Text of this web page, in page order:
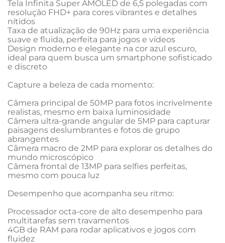
Tela Infinita Super AMOLED de 6,5 polegadas com
resolução FHD+ para cores vibrantes e detalhes
nítidos
Taxa de atualização de 90Hz para uma experiência
suave e fluida, perfeita para jogos e vídeos
Design moderno e elegante na cor azul escuro,
ideal para quem busca um smartphone sofisticado
e discreto
Capture a beleza de cada momento:
Câmera principal de 50MP para fotos incrivelmente
realistas, mesmo em baixa luminosidade
Câmera ultra-grande angular de 5MP para capturar
paisagens deslumbrantes e fotos de grupo
abrangentes
Câmera macro de 2MP para explorar os detalhes do
mundo microscópico
Câmera frontal de 13MP para selfies perfeitas,
mesmo com pouca luz
Desempenho que acompanha seu ritmo:
Processador octa-core de alto desempenho para
multitarefas sem travamentos
4GB de RAM para rodar aplicativos e jogos com
fluidez